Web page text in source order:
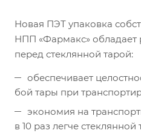
Новая ПЭТ упаковка
НПП «Фармакс»
перед стеклянной тарой:
обеспечивает
бой тары при
экономия на
в 10 раз легче стеклянной